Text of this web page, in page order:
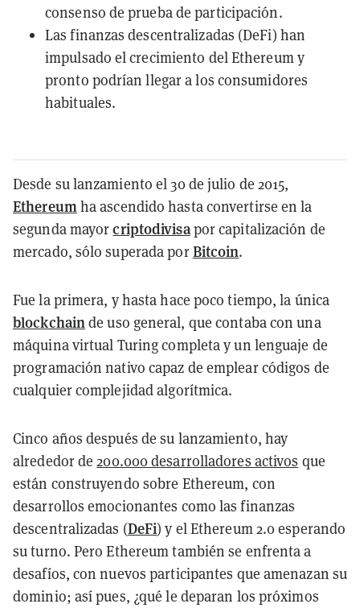
consenso de prueba de participación.
Las finanzas descentralizadas (DeFi) han
impulsado el crecimiento del Ethereum y
pronto podrían llegar a los consumidores
habituales.
Desde su lanzamiento el 30 de julio de 2015,
Ethereumha ascendido hasta convertirse en la
segunda mayorcriptodivisapor capitalización de
mercado, sólo superada porBitcoin.
Fue la primera, y hasta hace poco tiempo, la única
blockchain de uso general, que contaba con una
máquina virtual Turing completa y un lenguaje de
programación nativo capaz de emplear códigos de
cualquier complejidad algorítmica.
Cinco años después de su lanzamiento, hay
alrededor de200.000 desarrolladores activos que
están construyendo sobre Ethereum, con
desarrollos emocionantes como las finanzas
descentralizadas (DeFi) y el Ethereum 2.0 esperando
su turno. Pero Ethereum también se enfrenta a
desafíos, con nuevos participantes que amenazan su
dominio; así pues, ¿qué le deparan los próximos